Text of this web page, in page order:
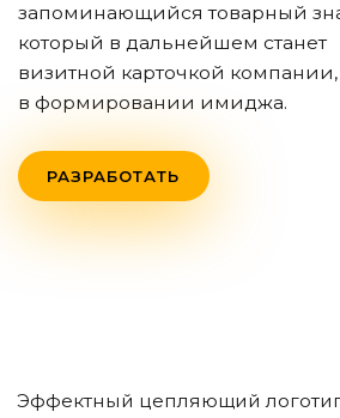
запоминающийся товарный
который в дальнейшем станет
визитной карточкой
в формировании имиджа.
РАЗРАБОТАТЬ
Эффектный цепляющий